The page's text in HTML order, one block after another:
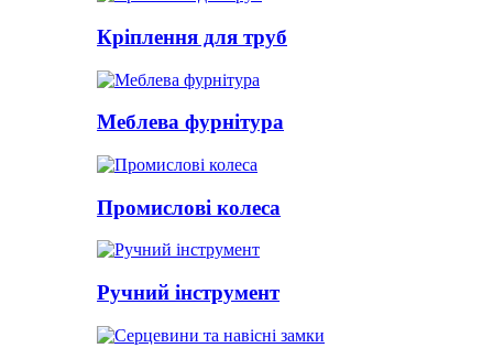
Кріплення для труб
Меблева фурнітура
Промислові колеса
Ручний інструмент